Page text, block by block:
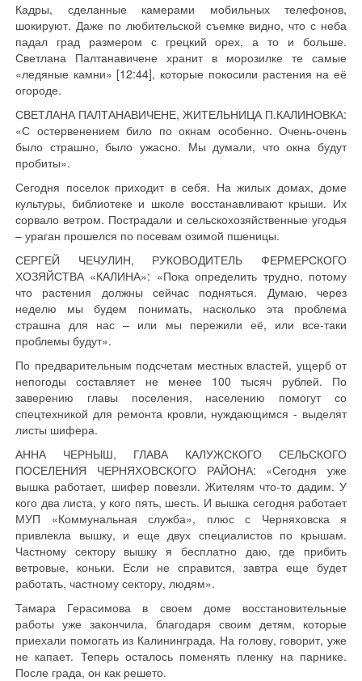
Кадры, сделанные камерами мобильных телефонов,
шокируют. Даже по любительской съемке видно, что с неба
падал град размером с грецкий орех, а то и больше.
Светлана Палтанавичене хранит в морозилке те самые
«ледяные камни» [12:44], которые покосили растения на её
огороде.
СВЕТЛАНА ПАЛТАНАВИЧЕНЕ, ЖИТЕЛЬНИЦА П.КАЛИНОВКА:
«С остервенением било по окнам особенно. Очень-очень
было страшно, было ужасно. Мы думали, что окна будут
пробиты».
Сегодня поселок приходит в себя. На жилых домах, доме
культуры, библиотеке и школе восстанавливают крыши. Их
сорвало ветром. Пострадали и сельскохозяйственные угодья
– ураган прошелся по посевам озимой пшеницы.
СЕРГЕЙ ЧЕЧУЛИН, РУКОВОДИТЕЛЬ ФЕРМЕРСКОГО
ХОЗЯЙСТВА «КАЛИНА»: «Пока определить трудно, потому
что растения должны сейчас подняться. Думаю, через
неделю мы будем понимать, насколько эта проблема
страшна для нас – или мы пережили её, или все-таки
проблемы будут».
По предварительным подсчетам местных властей, ущерб от
непогоды составляет не менее 100 тысяч рублей. По
заверению главы поселения, населению помогут со
спецтехникой для ремонта кровли, нуждающимся - выделят
листы шифера.
АННА ЧЕРНЫШ, ГЛАВА КАЛУЖСКОГО СЕЛЬСКОГО
ПОСЕЛЕНИЯ ЧЕРНЯХОВСКОГО РАЙОНА: «Сегодня уже
вышка работает, шифер повезли. Жителям что-то дадим. У
кого два листа, у кого пять, шесть. И вышка сегодня работает
МУП «Коммунальная служба», плюс с Черняховска я
привлекла вышку, и еще двух специалистов по крышам.
Частному сектору вышку я бесплатно даю, где прибить
ветровые, коньки. Если не справится, завтра еще будет
работать, частному сектору, людям».
Тамара Герасимова в своем доме восстановительные
работы уже закончила, благодаря своим детям, которые
приехали помогать из Калининграда. На голову, говорит, уже
не капает. Теперь осталось поменять пленку на парнике.
После града, он как решето.